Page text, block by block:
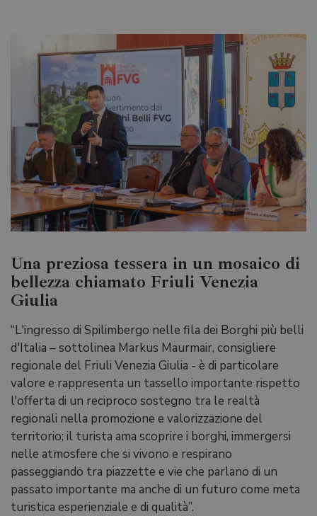
Una preziosa tessera in un mosaico di
bellezza chiamato Friuli Venezia
Giulia
“L'ingresso di Spilimbergo nelle fila dei Borghi più belli
d'Italia – sottolinea Markus Maurmair, consigliere
regionale del Friuli Venezia Giulia - è di particolare
valore e rappresenta un tassello importante rispetto
l'offerta di un reciproco sostegno tra le realtà
regionali nella promozione e valorizzazione del
territorio; il turista ama scoprire i borghi, immergersi
nelle atmosfere che si vivono e respirano
passeggiando tra piazzette e vie che parlano di un
passato importante ma anche di un futuro come meta
turistica esperienziale e di qualità”.